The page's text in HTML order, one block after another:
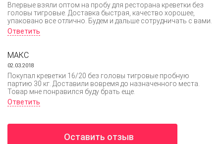
Впервые взяли оптом на пробу для ресторана креветки без
головы тигровые. Доставка быстрая, качество хорошее,
упаковано все отлично. Будем и дальше сотрудничать с вами.
Ответить
МАКС
02.03.2018
Покупал креветки 16/20 без головы тигровые пробную
партию 30 кг. Доставили вовремя до назначенного места.
Товар мне понравился буду брать еще.
Ответить
Оставить отзыв